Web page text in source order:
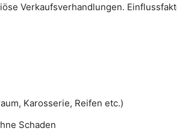
Verkaufsverhandlungen.
Karosserie, Reifen etc.)
Schaden